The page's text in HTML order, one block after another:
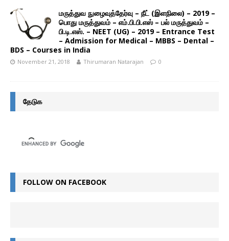
மருத்துவ நுழைவுத்தேர்வு – நீட் (இளநிலை) – 2019 –
பொது மருத்துவம் – எம்.பி.பி.எஸ் – பல் மருத்துவம் –
பி.டி.எஸ். – NEET (UG) – 2019 – Entrance Test
– Admission for Medical – MBBS – Dental –
BDS – Courses in India
November 21, 2018 Thirumaran Natarajan 0
தேடுக
FOLLOW ON FACEBOOK